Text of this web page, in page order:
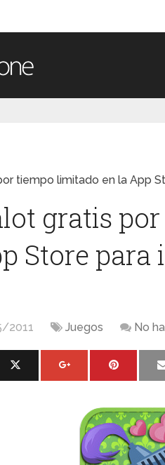
tiempo limitado en la App
gratis
Store para
2011 Juegos No